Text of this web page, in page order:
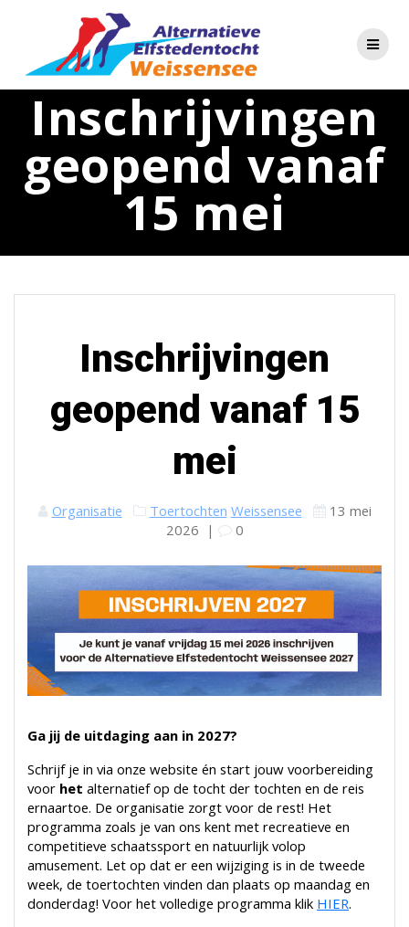
to
content
Inschrijvingen
geopend vanaf
15 mei
Inschrijvingen
geopend vanaf 15
mei
Organisatie Toertochten Weissensee
13 mei
2026 | 0
Ga jij de uitdaging aan in 2027?
Schrijf je in via onze website én start jouw voorbereiding
voor het alternatief op de tocht der tochten en de reis
ernaartoe. De organisatie zorgt voor de rest! Het
programma zoals je van ons kent met recreatieve en
competitieve schaatssport en natuurlijk volop
amusement. Let op dat er een wijziging is in de tweede
week, de toertochten vinden dan plaats op maandag en
donderdag! Voor het volledige programma klik HIER.